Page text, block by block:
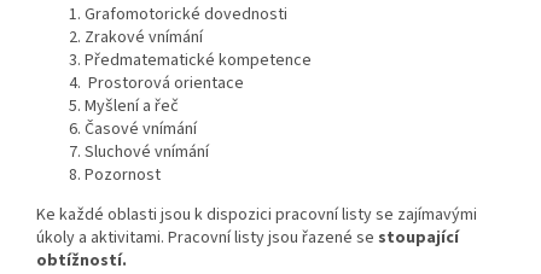
Grafomotorické dovednosti
Zrakové vnímání
Předmatematické kompetence
Prostorová orientace
Myšlení a řeč
Časové vnímání
Sluchové vnímání
Pozornost
Ke každé oblasti jsou k dispozici pracovní listy se zajímavými
úkoly a aktivitami. Pracovní listy jsou řazené se stoupající
obtížností.